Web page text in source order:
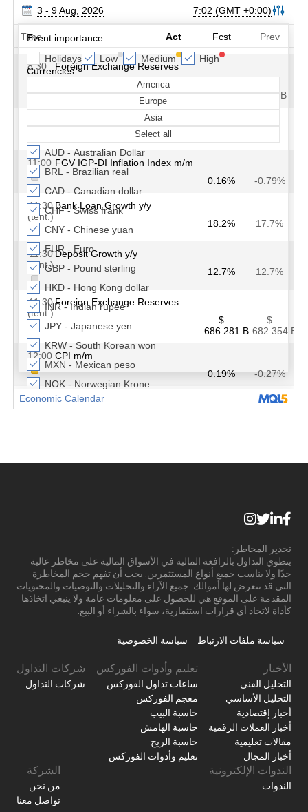
تحذير المخاطر:
ينطوي التداول بالرافعة المالية في الأسواق المالية على مخاطر عالية
جدًا ولا يناسب جميع أنواع المستثمرين. يجب أن تفهم حجم المخاطرة
التي قد تتعرض لها أموالك. جميع الآراء والتحليلات والتوصيات والمحتويات
المقدمة على الموقع هي للحصول على معلومات عامة ولا ينبغي اتخاذها
كأداة لاتخاذ أي قرارات استثمارية، سواء بالشراء أو البيع.
سياسة ملفات الارتباط سياسة الخصوصية
الأخبار
التحليل الفني
التحليل الأساسي
أخبار إقتصادية
أخبار العملات الرقمية
مقالات تعليمية
أخبار المجال
تعليم وأدوات الفوركس
ساعات تداول الفوركس
معجم الفوركس
حاسبة البيب
حاسبة الهامش
حاسبة الربح
تعليم وأدوات الفوركس
شركات التداول
شركات التداول
الندوات الإلكترونية
الندوات
الشركة
من نحن
تواصل معنا